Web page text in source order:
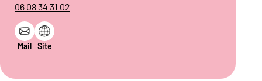
06 08 34 31 02
Mail Site